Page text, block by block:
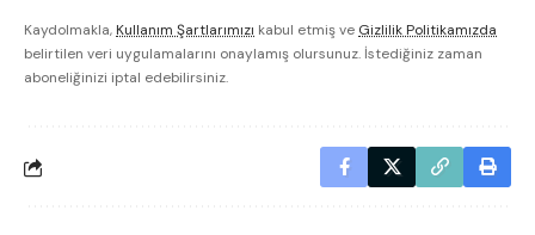
Kaydolmakla, Kullanım Şartlarımızı kabul etmiş ve Gizlilik Politikamızda
belirtilen veri uygulamalarını onaylamış olursunuz. İstediğiniz zaman
aboneliğinizi iptal edebilirsiniz.